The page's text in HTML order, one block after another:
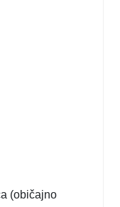
(običajno